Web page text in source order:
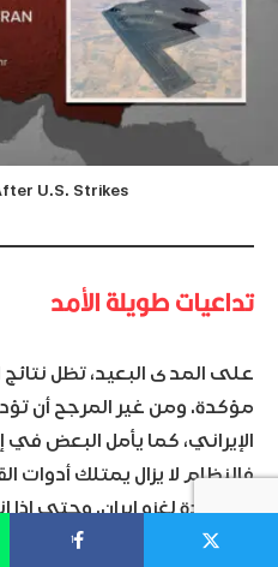
U.S. Strikes
تداعيات طويلة الأمد
على المدى البعيد، تظل نتائج
مؤكدة. ومن غير المرجح أن
الإيراني، كما يأمل البعض في
فالنظام لا يزال يمتلك أدوات
مستعدة لغزو إيران. وحتى إذا
التي ستعقب ذلك قد تؤدي إلى
1